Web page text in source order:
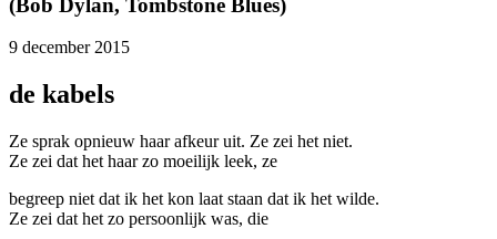
(Bob Dylan, Tombstone Blues)
9 december 2015
de kabels
Ze sprak opnieuw haar afkeur uit. Ze zei het niet.
Ze zei dat het haar zo moeilijk leek, ze
begreep niet dat ik het kon laat staan dat ik het wilde.
Ze zei dat het zo persoonlijk was, die